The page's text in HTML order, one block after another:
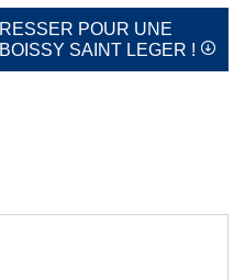
POUR UNE
SAINT LEGER !